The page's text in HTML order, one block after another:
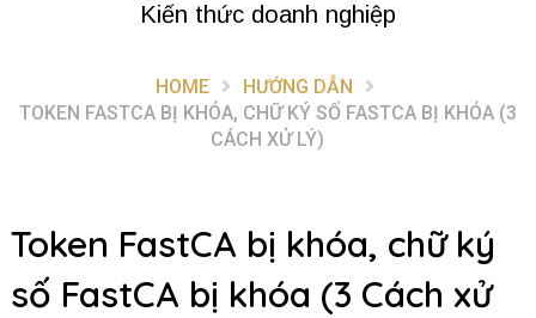
Kiến thức doanh nghiệp
HOME
HƯỚNG DẪN
TOKEN FASTCA BỊ KHÓA, CHỮ KÝ SỐ FASTCA BỊ KHÓA (3
CÁCH XỬ LÝ)
Token FastCA bị khóa, chữ ký
số FastCA bị khóa (3 Cách xử